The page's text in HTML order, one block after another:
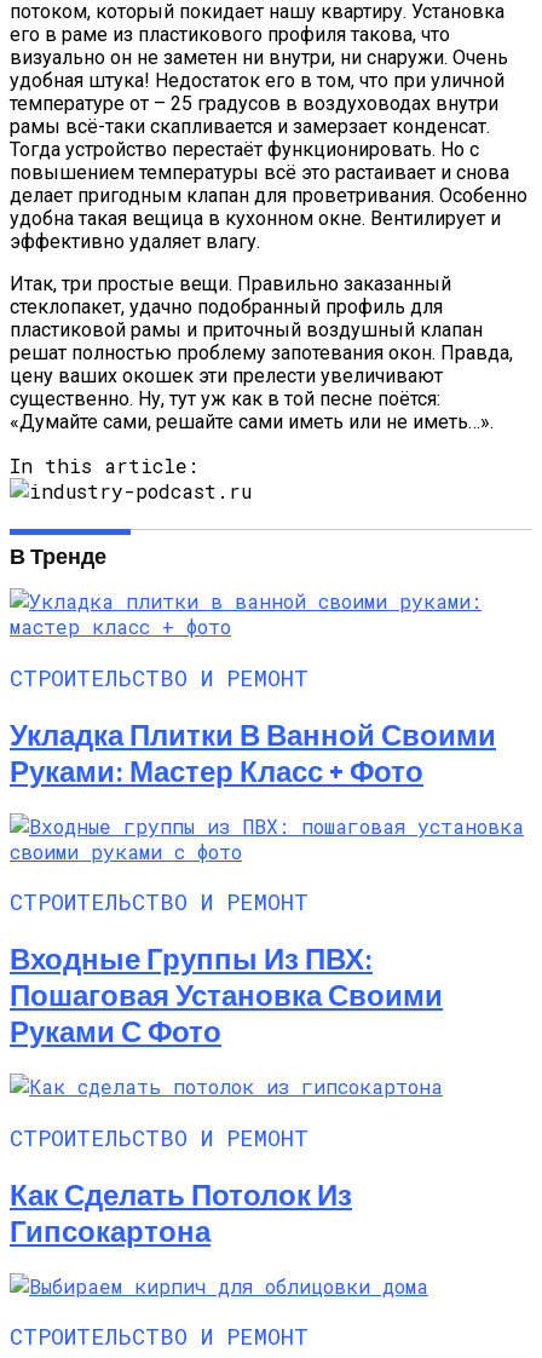
потоком, который покидает нашу квартиру. Установка
его в раме из пластикового профиля такова, что
визуально он не заметен ни внутри, ни снаружи. Очень
удобная штука! Недостаток его в том, что при уличной
температуре от – 25 градусов в воздуховодах внутри
рамы всё-таки скапливается и замерзает конденсат.
Тогда устройство перестаёт функционировать. Но с
повышением температуры всё это растаивает и снова
делает пригодным клапан для проветривания. Особенно
удобна такая вещица в кухонном окне. Вентилирует и
эффективно удаляет влагу.
Итак, три простые вещи. Правильно заказанный
стеклопакет, удачно подобранный профиль для
пластиковой рамы и приточный воздушный клапан
решат полностью проблему запотевания окон. Правда,
цену ваших окошек эти прелести увеличивают
существенно. Ну, тут уж как в той песне поётся:
«Думайте сами, решайте сами иметь или не иметь…».
In this article:
В Тренде
СТРОИТЕЛЬСТВО И РЕМОНТ
Укладка Плитки В Ванной Своими
Руками: Мастер Класс + Фото
СТРОИТЕЛЬСТВО И РЕМОНТ
Входные Группы Из ПВХ:
Пошаговая Установка Своими
Руками С Фото
СТРОИТЕЛЬСТВО И РЕМОНТ
Как Сделать Потолок Из
Гипсокартона
СТРОИТЕЛЬСТВО И РЕМОНТ